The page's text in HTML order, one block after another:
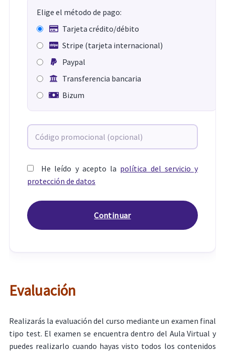
Elige el método de pago:
Tarjeta crédito/débito
Stripe (tarjeta internacional)
Paypal
Transferencia bancaria
Bizum
He leído y acepto la política del servicio y
protección de datos
Evaluación
Realizarás la evaluación del curso mediante un examen final
tipo test. El examen se encuentra dentro del Aula Virtual y
puedes realizarlo cuando hayas visto todos los contenidos